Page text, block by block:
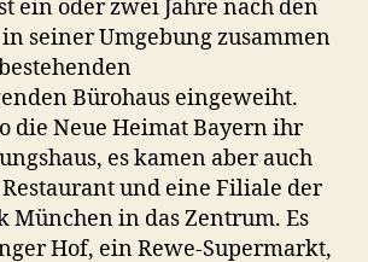
ein oder zwei Jahre nach den
seiner Umgebung zusammen
Bürohaus eingeweiht.
die Neue Heimat Bayern ihr
es kamen aber auch
und eine Filiale der
München in das Zentrum. Es
Hof, ein Rewe-Supermarkt,